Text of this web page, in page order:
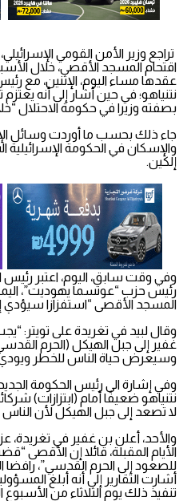
تراجع وزير الأمن القومي
اقتحام المسجد الأقصى، خلال
عقدها مساء اليوم، الإثنين، مع
نتنياهو؛ في حين أشار إلى أنه
بصفته وزيرا في حكومة الاحتلال
جاء ذلك بحسب ما أوردت وسائل
والإسكان في الحكومة
إلكين.
وفي وقت سابق، اليوم، اعتبر رئيس
رئيس حزب “عوتسما يهوديت”،
المسجد الأقصى “استفزازا سيؤدي
وقال لبيد في تغريدة على تويتر:
غفير إلى جبل الهيكل (الحرم
وسيعرض حياة الناس للخطر ويودي
وفي إشارة الى رئيس الحكومة
نتنياهو ضعيفًا أمام (ابتزازات)
لا تصعد إلى جبل الهيكل لأن
والأحد، أعلن بن غفير في
الأيام المقبلة، قائلا إن الأقصى
للصعود إلى الحرم القدسي”،
أشارت التقارير إلى أنه أبلغ
تنفيذ ذلك يوم الثلاثاء من الأسبوع